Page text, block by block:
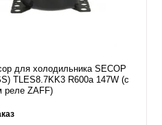
для холодильника SECOP
TLES8.7KK3 R600a 147W (с
реле ZAFF)